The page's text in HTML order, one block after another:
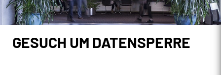
Inhalt
GESUCH UM DATENSPERRE
Zugehörige Objekte